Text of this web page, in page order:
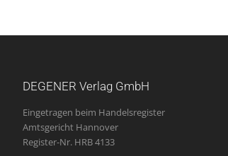
DEGENER Verlag GmbH
Eingetragen beim Handelsregister
Amtsgericht Hannover
Register-Nr. HRB 4133